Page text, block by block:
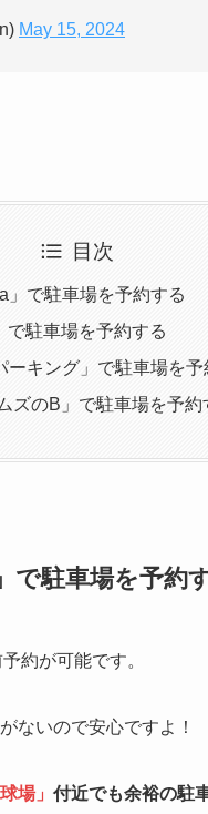
May 15, 2024
目次
」で駐車場を予約する
で駐車場を予約する
キング」で駐車場を予
ズのB」で駐車場を予約
で駐車場を予約
約が可能です。
ないので安心ですよ！
場」 付近でも余裕の駐